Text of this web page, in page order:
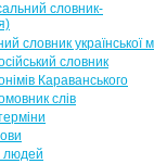
словник-
словник української
словник
Караванського
слів
людей